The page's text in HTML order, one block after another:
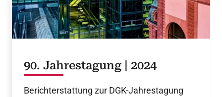
90. Jahrestagung | 2024
Berichterstattung zur DGK-Jahrestagung